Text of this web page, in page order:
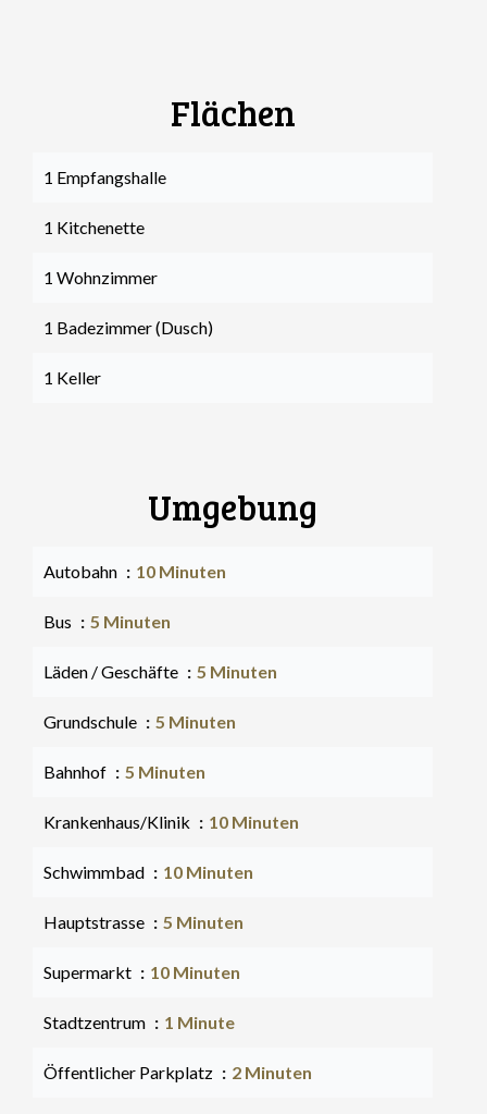
Flächen
1 Empfangshalle
1 Kitchenette
1 Wohnzimmer
1 Badezimmer (Dusch)
1 Keller
Umgebung
Autobahn 10 Minuten
Bus 5 Minuten
Läden / Geschäfte 5 Minuten
Grundschule 5 Minuten
Bahnhof 5 Minuten
Krankenhaus/Klinik 10 Minuten
Schwimmbad 10 Minuten
Hauptstrasse 5 Minuten
Supermarkt 10 Minuten
Stadtzentrum 1 Minute
Öffentlicher Parkplatz 2 Minuten